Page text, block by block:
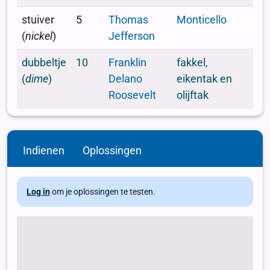
Indienen Oplossingen
Log in om je oplossingen te testen.